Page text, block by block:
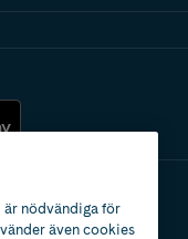
är nödvändiga för
även cookies